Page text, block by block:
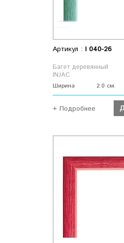
Артикул : I 040-26
Багет деревянный
INJAC
Ширина 2.0 см.
+ Подробнее